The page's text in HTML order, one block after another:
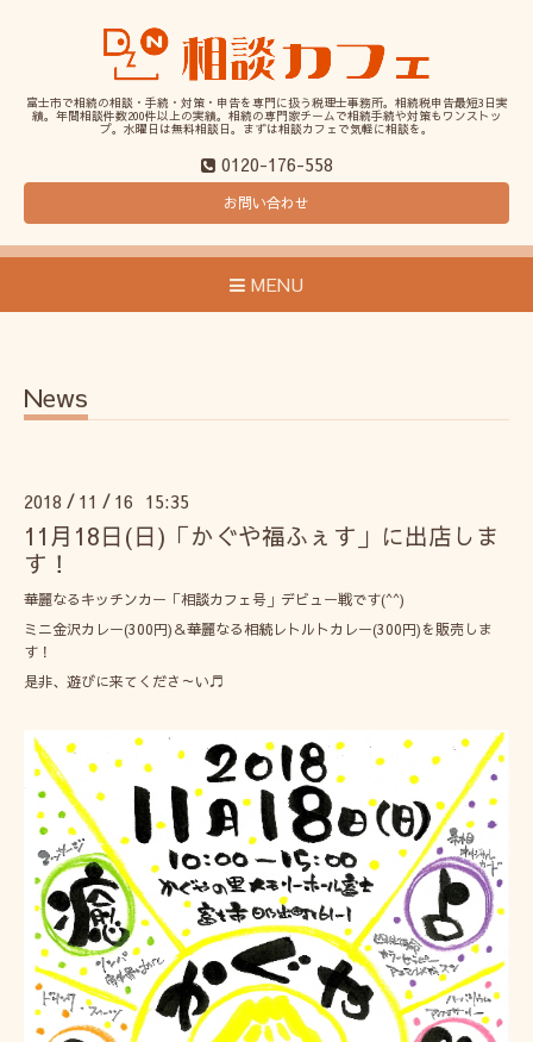
富士市で相続の相談・手続・対策・申告を専門に扱う税理士事務所。相続税申告最短3日実
績。年間相談件数200件以上の実績。相続の専門家チームで相続手続や対策もワンストッ
プ。水曜日は無料相談日。まずは相談カフェで気軽に相談を。
0120-176-558
お問い合わせ
MENU
News
2018 / 11 / 16 15:35
11月18日(日)「かぐや福ふぇす」に出店しま
す！
華麗なるキッチンカー「相談カフェ号」デビュー戦です(^^)
ミニ金沢カレー(300円)＆華麗なる相続レトルトカレー(300円)を販売しま
す！
是非、遊びに来てくださ～い♬